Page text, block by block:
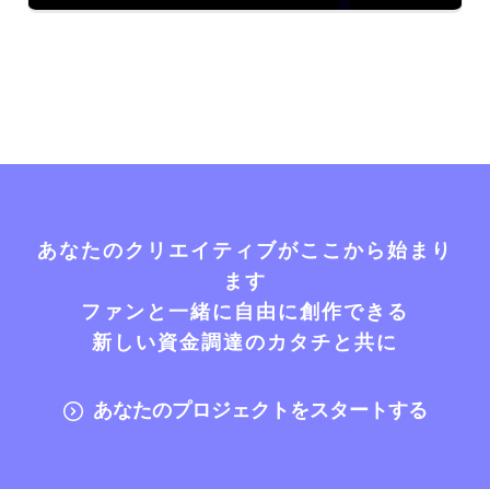
あなたのクリエイティブがここから始まり
ます
ファンと一緒に自由に創作できる
新しい資金調達のカタチと共に
あなたのプロジェクトをスタートする